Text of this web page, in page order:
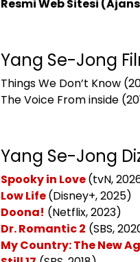
Resmi Web Sitesi
Yang Se-Jong
Things We Don’t Know
The Voice From inside
Yang Se-Jong
Spooky in Love(tvN,
Low Life(Disney+, 2025)
Doona! (Netflix, 2023)
Dr. Romantic 2 (SBS,
My Country: The New